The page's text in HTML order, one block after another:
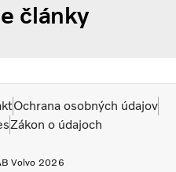
články
Volvo 2026
Ochrana osobných údajov
Zákon o údajoch